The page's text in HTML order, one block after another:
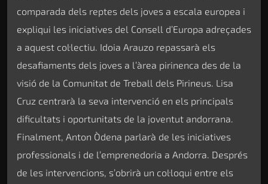
comparada dels reptes dels joves a escala europea i
expliqui les iniciatives del Consell d’Europa adreçades
a aquest col·lectiu. Idoia Arauzo repassarà els
desafiaments dels joves a l’àrea pirinenca des de la
visió de la Comunitat de Treball dels Pirineus. Lisa
Cruz centrarà la seva intervenció en els principals
dificultats i oportunitats de la joventut andorrana.
Finalment, Anton Òdena parlarà de les iniciatives
professionals i de l’emprenedoria a Andorra. Després
de les intervencions, s’obrirà un col·loqui entre els